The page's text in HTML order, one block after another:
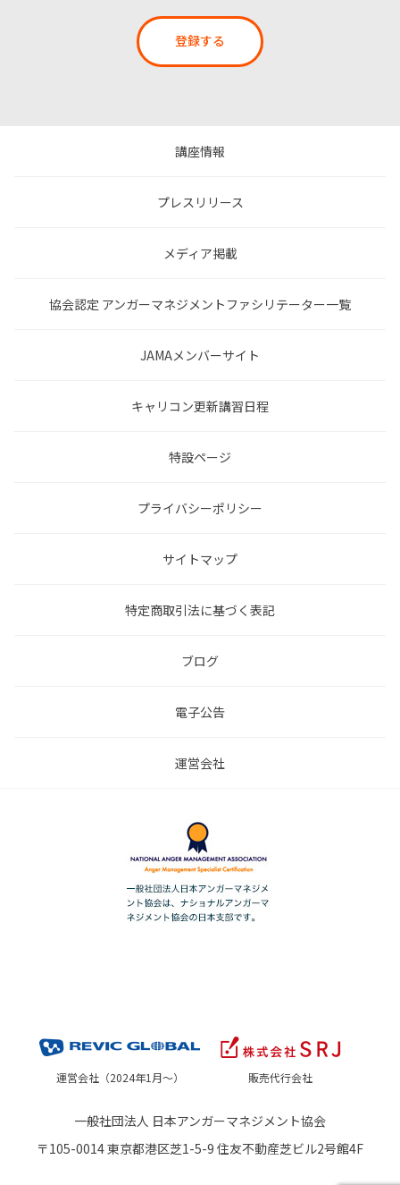
登録する
講座情報
プレスリリース
メディア掲載
協会認定 アンガーマネジメントファシリテーター一覧
JAMAメンバーサイト
キャリコン更新講習日程
特設ページ
プライバシーポリシー
サイトマップ
特定商取引法に基づく表記
ブログ
電子公告
運営会社